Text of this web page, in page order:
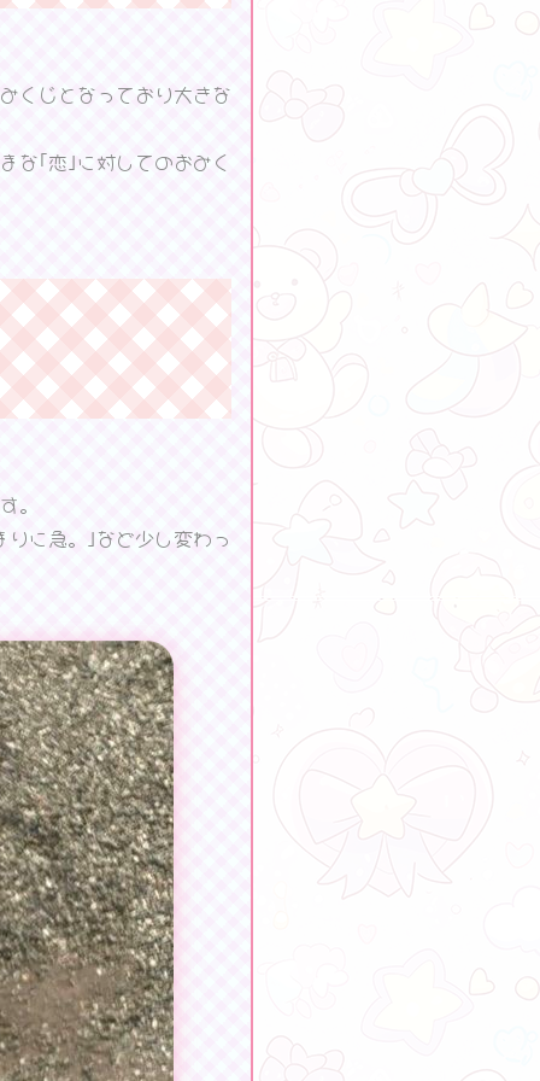
くじとなっており大きな
な｢恋｣に対してのおみく
。
に急。｣など少し変わっ